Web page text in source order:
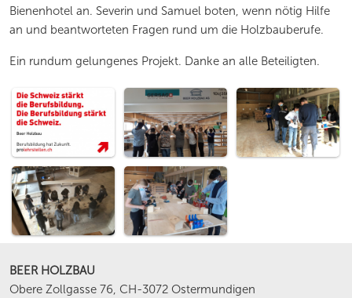
Bienenhotel an. Severin und Samuel boten, wenn nötig Hilfe
an und beantworteten Fragen rund um die Holzbauberufe.
Ein rundum gelungenes Projekt. Danke an alle Beteiligten.
BEER HOLZBAU
Obere Zollgasse 76, CH-3072 Ostermundigen